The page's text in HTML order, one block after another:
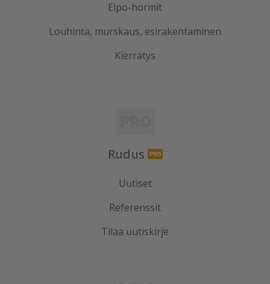
Elpo-hormit
Louhinta, murskaus, esirakentaminen
Kierrätys
Rudus
Uutiset
Referenssit
Tilaa uutiskirje